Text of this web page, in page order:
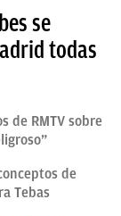
se
todas
de RMTV sobre
de
Tebas